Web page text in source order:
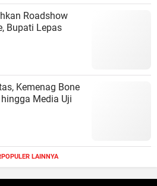
Roadshow
Bupati Lepas
Kemenag Bone
Media Uji
LAINNYA